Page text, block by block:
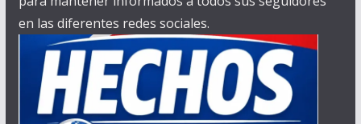
en las diferentes redes sociales.